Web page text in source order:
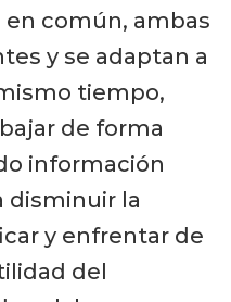
común, ambas
y se adaptan a
tiempo,
de forma
información
disminuir la
y enfrentar de
del